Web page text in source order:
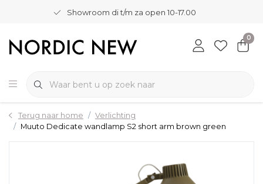
Showroom di t/m za open 10-17.00
0
Terug naar home
Verlichting
Muuto Dedicate wandlamp S2 short arm brown green